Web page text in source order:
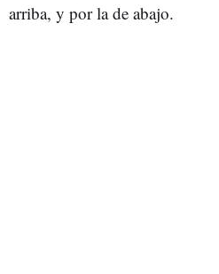
arriba, y por la de abajo.